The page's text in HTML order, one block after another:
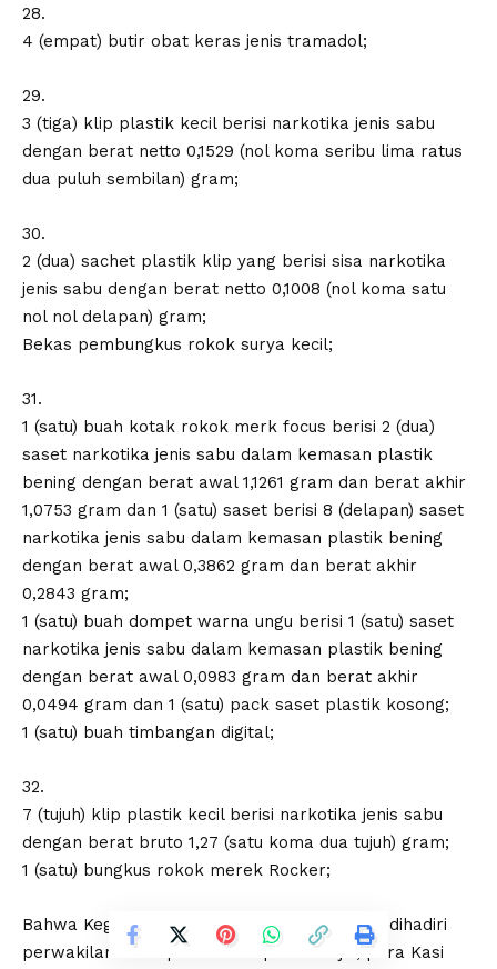
28.
4 (empat) butir obat keras jenis tramadol;
29.
3 (tiga) klip plastik kecil berisi narkotika jenis sabu
dengan berat netto 0,1529 (nol koma seribu lima ratus
dua puluh sembilan) gram;
30.
2 (dua) sachet plastik klip yang berisi sisa narkotika
jenis sabu dengan berat netto 0,1008 (nol koma satu
nol nol delapan) gram;
Bekas pembungkus rokok surya kecil;
31.
1 (satu) buah kotak rokok merk focus berisi 2 (dua)
saset narkotika jenis sabu dalam kemasan plastik
bening dengan berat awal 1,1261 gram dan berat akhir
1,0753 gram dan 1 (satu) saset berisi 8 (delapan) saset
narkotika jenis sabu dalam kemasan plastik bening
dengan berat awal 0,3862 gram dan berat akhir
0,2843 gram;
1 (satu) buah dompet warna ungu berisi 1 (satu) saset
narkotika jenis sabu dalam kemasan plastik bening
dengan berat awal 0,0983 gram dan berat akhir
0,0494 gram dan 1 (satu) pack saset plastik kosong;
1 (satu) buah timbangan digital;
32.
7 (tujuh) klip plastik kecil berisi narkotika jenis sabu
dengan berat bruto 1,27 (satu koma dua tujuh) gram;
1 (satu) bungkus rokok merek Rocker;
Bahwa Kegiatan berlangsung dengan lancar dihadiri
perwakilan Forkopimda Kabupaten Sinjai, para Kasi